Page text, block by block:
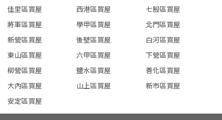
佳里區買屋
西港區買屋
七股區買屋
將軍區買屋
學甲區買屋
北門區買屋
新營區買屋
後壁區買屋
白河區買屋
東山區買屋
六甲區買屋
下營區買屋
柳營區買屋
鹽水區買屋
善化區買屋
大內區買屋
山上區買屋
新市區買屋
安定區買屋